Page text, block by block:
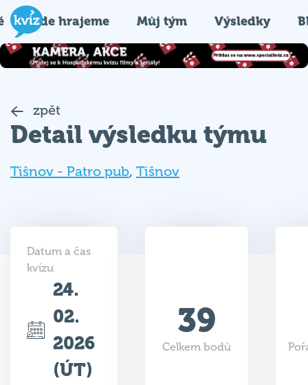
Kde hrajeme Můj tým Výsledky
zpět
Detail výsledku týmu
Tišnov - Patro pub, Tišnov
Datum a čas
kvízu
24.
02.
2026
(ÚT)
39
Celkem bodů